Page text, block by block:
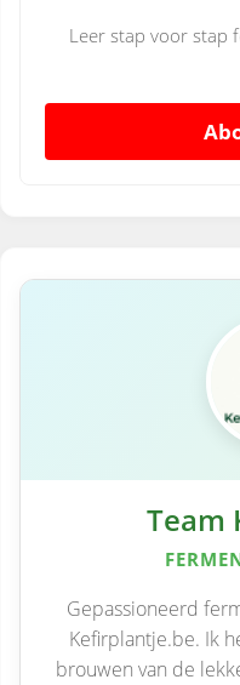
Leer stap voor stap
Team
Gepassioneerd
Kefirplantje.be. Ik
brouwen van de